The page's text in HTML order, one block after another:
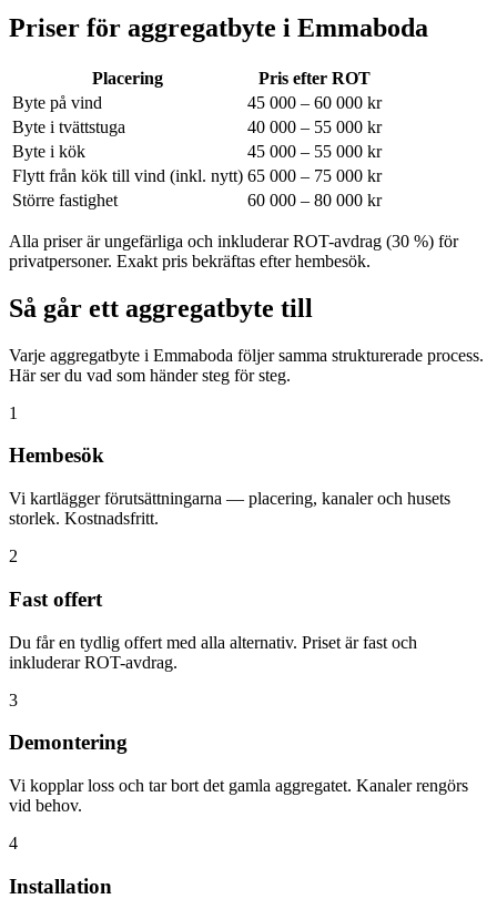
Priser för aggregatbyte i Emmaboda
Placering
Pris efter ROT
Byte på vind
45 000 – 60 000 kr
Byte i tvättstuga
40 000 – 55 000 kr
Byte i kök
45 000 – 55 000 kr
Flytt från kök till vind (inkl. nytt) 65 000 – 75 000 kr
Större fastighet
60 000 – 80 000 kr
Alla priser är ungefärliga och inkluderar ROT-avdrag (30 %) för
privatpersoner. Exakt pris bekräftas efter hembesök.
Så går ett aggregatbyte till
Varje aggregatbyte i Emmaboda följer samma strukturerade process.
Här ser du vad som händer steg för steg.
1
Hembesök
Vi kartlägger förutsättningarna — placering, kanaler och husets
storlek. Kostnadsfritt.
2
Fast offert
Du får en tydlig offert med alla alternativ. Priset är fast och
inkluderar ROT-avdrag.
3
Demontering
Vi kopplar loss och tar bort det gamla aggregatet. Kanaler rengörs
vid behov.
4
Installation